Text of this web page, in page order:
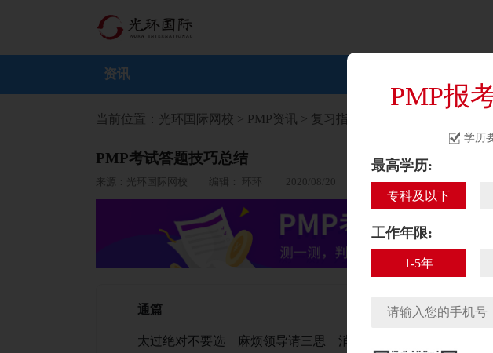
资讯
PMP报
学历
最高学历:
专科及以下
工作年限:
1-5年
当前位置： 光环国际网校 > PMP资讯 > 复习指导
PMP考试答题技巧总结
来源：光环国际网校 编辑： 环环 2020/08/20
通篇
太过绝对不要选 麻烦领导请三思 消极武断靠边站